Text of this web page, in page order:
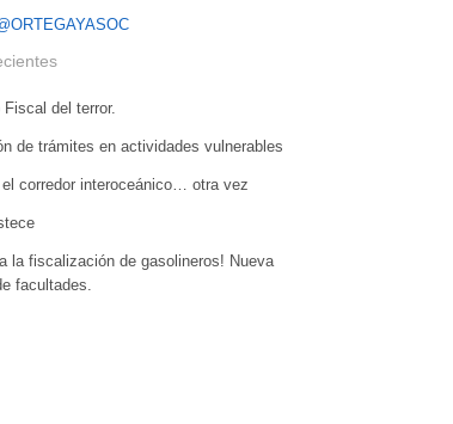
Fiscal del terror.
de trámites en actividades vulnerables
corredor interoceánico… otra vez
la fiscalización de gasolineros! Nueva
facultades.